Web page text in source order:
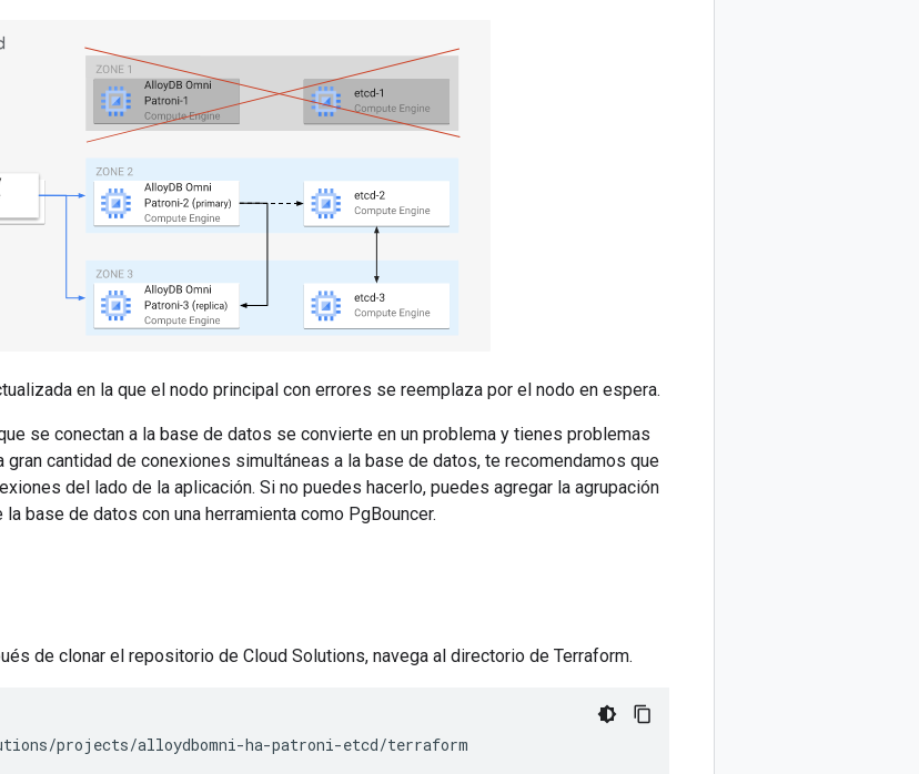
en la que el nodo principal con errores se reemplaza por el nodo en espera.
se conectan a la base de datos se convierte en un problema y tienes problemas
cantidad de conexiones simultáneas a la base de datos, te recomendamos que
del lado de la aplicación. Si no puedes hacerlo, puedes agregar la agrupación
base de datos con una herramienta como PgBouncer.
de clonar el repositorio de Cloud Solutions, navega al directorio de Terraform.